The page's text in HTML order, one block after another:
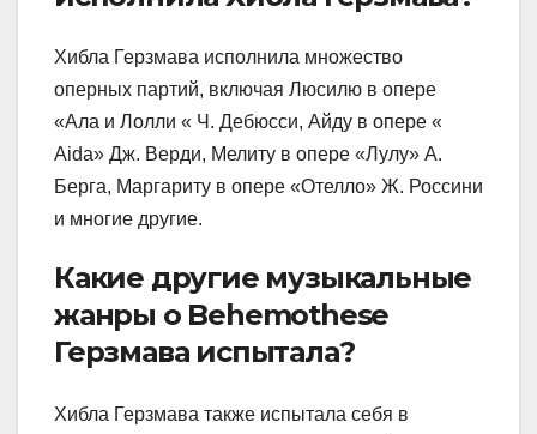
Хибла Герзмава исполнила множество
оперных партий, включая Люсилю в опере
«Ала и Лолли « Ч. Дебюсси, Айду в опере «
Aida» Дж. Верди, Мелиту в опере «Лулу» А.
Берга, Маргариту в опере «Отелло» Ж. Россини
и многие другие.
Какие другие музыкальные
жанры о Behemothese
Герзмава испытала?
Хибла Герзмава также испытала себя в